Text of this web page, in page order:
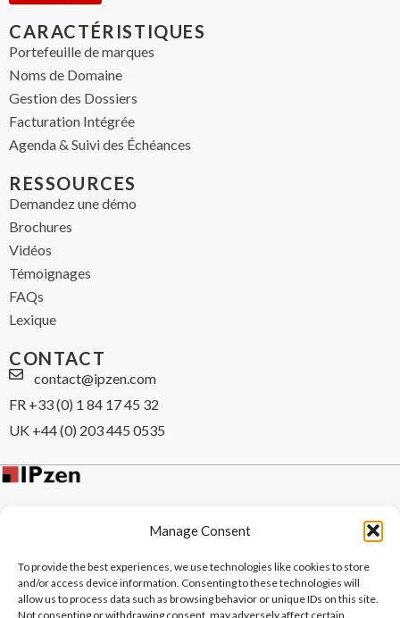
Manage Consent
To provide the best experiences, we use technologies like cookies to store
and/or access device information. Consenting to these technologies will
allow us to process data such as browsing behavior or unique IDs on this site.
Not consenting or withdrawing consent, may adversely affect certain
CARACTÉRISTIQUES
Portefeuille de marques
Noms de Domaine
Gestion des Dossiers
Facturation Intégrée
Agenda & Suivi des Échéances
RESSOURCES
Demandez une démo
Brochures
Vidéos
Témoignages
FAQs
Lexique
CONTACT
contact@ipzen.com
FR +33 (0) 1 84 17 45 32
UK +44 (0) 203 445 0535
Copyright © 2024 IPzen|Mentions légales|Politique de